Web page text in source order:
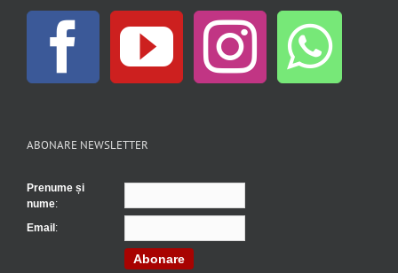
ABONARE NEWSLETTER
Prenume și
nume:
Email :
Abonare